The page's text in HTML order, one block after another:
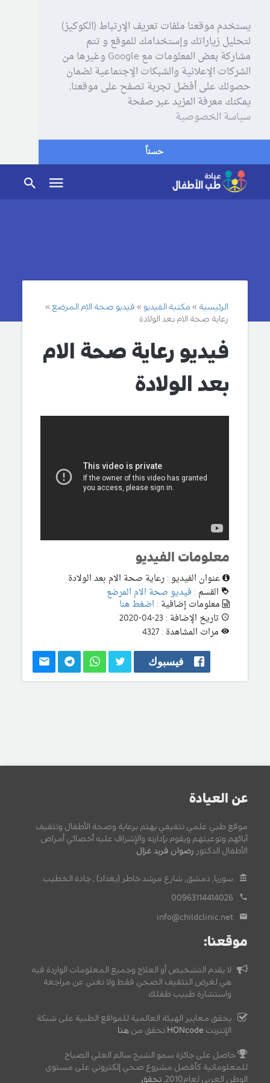
يستخدم موقعنا ملفات تعريف الإرتباط (الكوكيز)
لتحليل زياراتك وإستخدامك للموقع و تتم
مشاركة بعض المعلومات مع Google وغيرها من
الشركات الإعلانية والشبكات الإجتماعية لضمان
حصولك على أفضل تجربة تصفح على موقعنا,
يمكنك معرفة المزيد عبر صفحة
سياسة الخصوصية
حسناً
الرئيسية مكتبة الفيديو
فيديو صحة الام المرضع
رعاية صحة الام بعد الولادة
فيديو رعاية صحة الام
بعد الولادة
معلومات الفيديو
عنوان الفيديو : رعاية صحة الام بعد الولادة
القسم : فيديو صحة الام المرضع
معلومات إضافية : اضغط هنا
تاريخ الإضافة : 23-04-2020
مرات المشاهدة : 4327
فيسبوك
عن العيادة
موقع طبي علمي تثقيفي يهتم برعاية وصحة الأطفال وتثقيف
آبائهم وتوعيتهم ويقوم بإدارته والإشراف عليه أخصائي أمراض
الأطفال الدكتور رضوان فريد غزال.
سوريا, دمشق, شارع مرشد خاطر (بغداد) , جادة الخطيب.
00963114414026
info@childclinic.net
موقعنا:
لا يقدم التشخيص أو العلاج وجميع المعلومات الواردة فيه
هي لغرض التثقيف الصحي فقط ولا تغني عن مراجعة
واستشارة طبيب طفلك.
يحقق معايير الهيئة العالمية للمواقع الطبية على شبكة
الإنترنت HONcode تحقق من هنا
حاصل على جائزة سمو الشيخ سالم العلي الصباح
للمعلوماتية كأفضل مشروع صحي إلكتروني على مستوى
الوطن العربي لعام2010,
تحقق.